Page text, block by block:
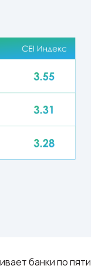
банки по пяти